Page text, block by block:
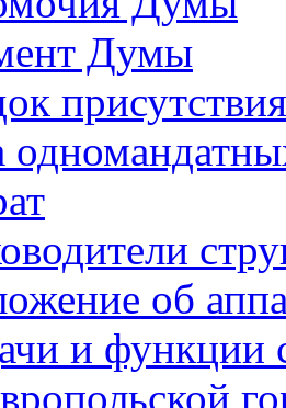
Думы
об
и функции